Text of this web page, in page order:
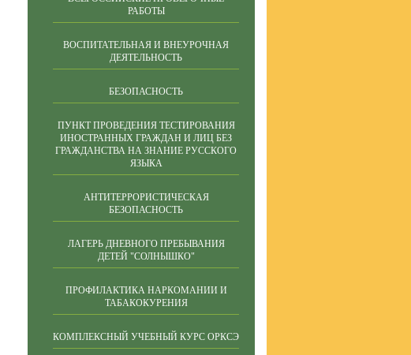
РАБОТЫ
ВОСПИТАТЕЛЬНАЯ И ВНЕУРОЧНАЯ
ДЕЯТЕЛЬНОСТЬ
БЕЗОПАСНОСТЬ
ПУНКТ ПРОВЕДЕНИЯ ТЕСТИРОВАНИЯ
ИНОСТРАННЫХ ГРАЖДАН И ЛИЦ БЕЗ
ГРАЖДАНСТВА НА ЗНАНИЕ РУССКОГО
ЯЗЫКА
АНТИТЕРРОРИСТИЧЕСКАЯ
БЕЗОПАСНОСТЬ
ЛАГЕРЬ ДНЕВНОГО ПРЕБЫВАНИЯ
ДЕТЕЙ "СОЛНЫШКО"
ПРОФИЛАКТИКА НАРКОМАНИИ И
ТАБАКОКУРЕНИЯ
КОМПЛЕКСНЫЙ УЧЕБНЫЙ КУРС ОРКСЭ